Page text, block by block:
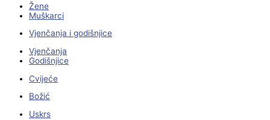
Žene
Muškarci
Vjenčanja i godišnjice
Vjenčanja
Godišnjice
Cvijeće
Božić
Uskrs